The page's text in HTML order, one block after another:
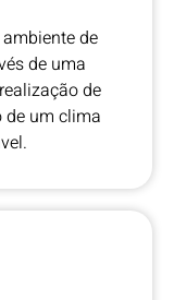
de
de uma
de
de um clima